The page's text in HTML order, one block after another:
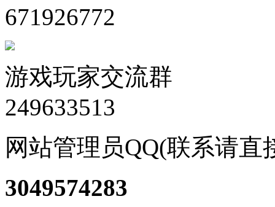
671926772
游戏玩家交流群
249633513
网站管理员QQ(联系请直
3049574283